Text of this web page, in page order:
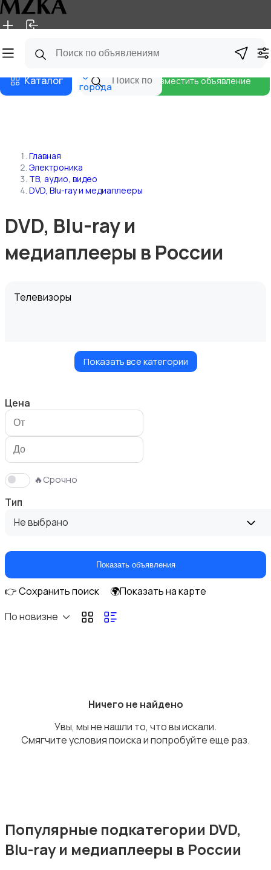
Главная Магазины
Каталог
города
Разместить объявление
Главная
Электроника
ТВ, аудио, видео
DVD, Blu-ray и медиаплееры
DVD, Blu-ray и
медиаплееры в России
Телевизоры
Акустика, колонки, сабвуферы
Домашние кинотеатры
Музыкальные центры и магнитолы
MP3-плееры и портативное аудио
Показать все категории
Цена
🔥Срочно
Тип
Не выбрано
Показать объявления
👉 Сохранить поиск
🌍Показать на карте
По новизне
Ничего не найдено
Увы, мы не нашли то, что вы искали.
Смягчите условия поиска и попробуйте еще раз.
Популярные подкатегории DVD,
Blu-ray и медиаплееры в России